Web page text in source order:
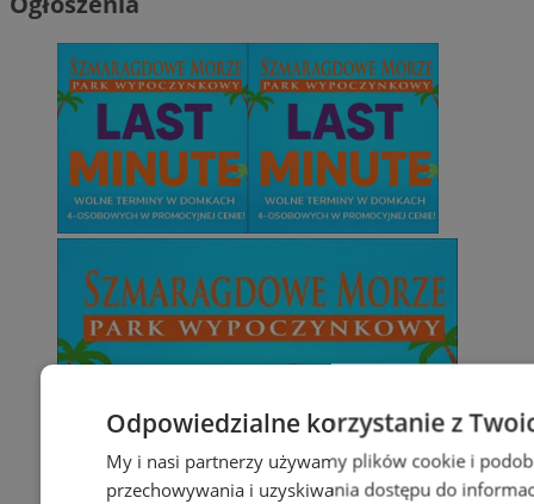
Odpowiedzialne korzystanie z
My i nasi partnerzy używamy plików cookie i
przechowywania i uzyskiwania dostępu do